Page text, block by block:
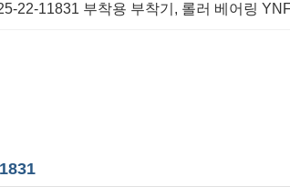
22-11831 부착용 부착기 , 롤러 베어링